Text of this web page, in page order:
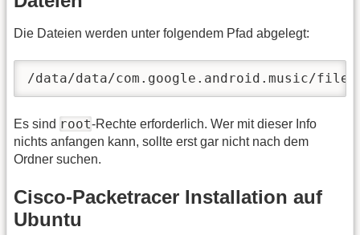
Die Dateien werden unter folgendem Pfad abgelegt:
/data/data/com.google.android.music/
Es sind root-Rechte erforderlich. Wer mit dieser Info
nichts anfangen kann, sollte erst gar nicht nach dem
Ordner suchen.
Cisco-Packetracer Installation auf
Ubuntu